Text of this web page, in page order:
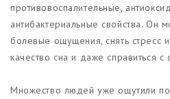
противовоспалительные,
антибактериальные свойства. Он
болевые ощущения, снять стресс
качество сна и даже справиться
Множество людей уже ощутили